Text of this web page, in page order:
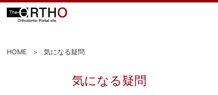
HOME 気になる疑問
気になる疑問